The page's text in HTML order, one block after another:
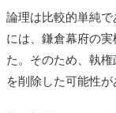
論理は比較的単純
には、鎌倉幕府の
た。そのため、執
を削除した可能性が